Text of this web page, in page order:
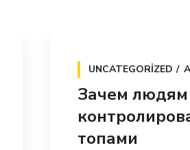
UNCATEGORIZED
Зачем людям
топами